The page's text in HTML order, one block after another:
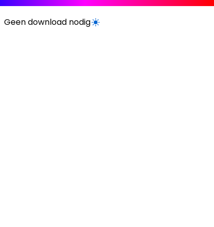
Geen download nodigSchakel licht/donker modus